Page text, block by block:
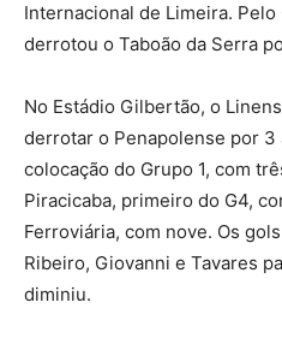
Internacional de Limeira.
derrotou o Taboão da Serra
No Estádio Gilbertão, o
derrotar o Penapolense por 3
colocação do Grupo 1, com
Piracicaba, primeiro do G4,
Ferroviária, com nove. Os
Ribeiro, Giovanni e Tavares
diminiu.